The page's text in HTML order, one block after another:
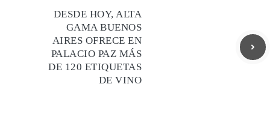
DESDE HOY, ALTA
GAMA BUENOS
AIRES OFRECE EN
PALACIO PAZ MÁS
DE 120 ETIQUETAS
DE VINO